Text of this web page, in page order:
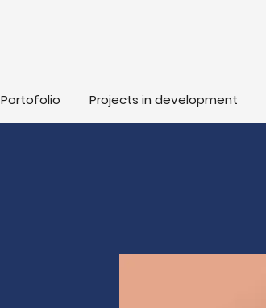
Portofolio Projects in development